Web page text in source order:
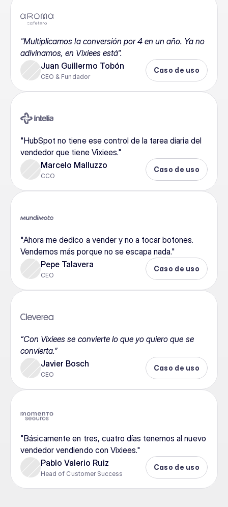
"Multiplicamos la conversión por 4 en un año. Ya no
adivinamos, en Vixiees está".
Juan Guillermo Tobón
CEO & Fundador
Caso de uso
"HubSpot no tiene ese control de la tarea diaria del
vendedor que tiene Vixiees."
Marcelo Malluzzo
CCO
Caso de uso
"Ahora me dedico a vender y no a tocar botones.
Vendemos más porque no se escapa nada."
Pepe Talavera
CEO
Caso de uso
“Con Vixiees se convierte lo que yo quiero que se
convierta.”
Javier Bosch
CEO
Caso de uso
"Básicamente en tres, cuatro días tenemos al nuevo
vendedor vendiendo con Vixiees."
Pablo Valerio Ruiz
Head of Customer Success
Caso de uso